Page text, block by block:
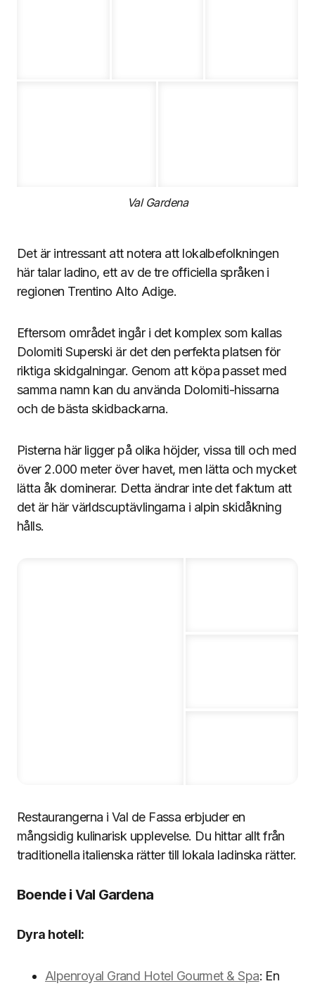
Val Gardena
Det är intressant att notera att lokalbefolkningen
här talar ladino, ett av de tre officiella språken i
regionen Trentino Alto Adige.
Eftersom området ingår i det komplex som kallas
Dolomiti Superski är det den perfekta platsen för
riktiga skidgalningar. Genom att köpa passet med
samma namn kan du använda Dolomiti-hissarna
och de bästa skidbackarna.
Pisterna här ligger på olika höjder, vissa till och med
över 2.000 meter över havet, men lätta och mycket
lätta åk dominerar. Detta ändrar inte det faktum att
det är här världscuptävlingarna i alpin skidåkning
hålls.
Restaurangerna i Val de Fassa erbjuder en
mångsidig kulinarisk upplevelse. Du hittar allt från
traditionella italienska rätter till lokala ladinska rätter.
Boende i Val Gardena
Dyra hotell:
Alpenroyal Grand Hotel Gourmet & Spa: En